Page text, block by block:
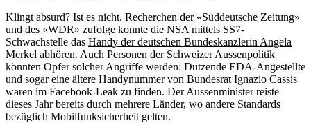
Klingt absurd? Ist es nicht. Recherchen der «Süddeutsche Zeitung»
und des «WDR» zufolge konnte die NSA mittels SS7-
Schwachstelle das Handy der deutschen Bundeskanzlerin Angela
Merkel abhören. Auch Personen der Schweizer Aussenpolitik
könnten Opfer solcher Angriffe werden: Dutzende EDA-Angestellte
und sogar eine ältere Handynummer von Bundesrat Ignazio Cassis
waren im Facebook-Leak zu finden. Der Aussenminister reiste
dieses Jahr bereits durch mehrere Länder, wo andere Standards
bezüglich Mobilfunksicherheit gelten.